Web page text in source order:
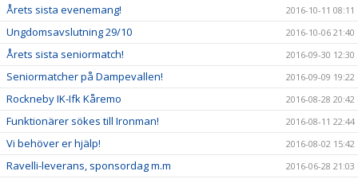
Årets sista evenemang! 2016-10-11 08:11
Ungdomsavslutning 29/10 2016-10-06 21:40
Årets sista seniormatch! 2016-09-30 12:30
Seniormatcher på Dampevallen! 2016-09-09 19:22
Rockneby IK-Ifk Kåremo 2016-08-28 20:42
Funktionärer sökes till Ironman! 2016-08-11 22:44
Vi behöver er hjälp! 2016-08-02 15:42
Ravelli-leverans, sponsordag m.m 2016-06-28 21:03